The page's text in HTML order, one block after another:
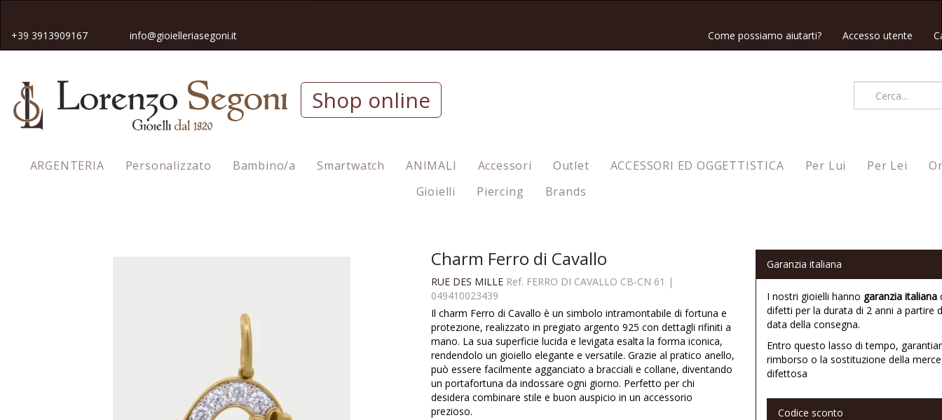
+39 3913909167 info@gioielleriasegoni.it Accesso utente
Come possiamo aiutarti?
Shop online
ARGENTERIA Personalizzato Bambino/a Smartwatch ANIMALI Accessori Outlet ACCESSORI ED OGGETTISTICA Per Lui Per Lei
Gioielli
Piercing Brands
Charm Ferro di Cavallo
RUE DES MILLE Ref. FERRO DI CAVALLO CB-CN 61 |
049410023439
Il charm Ferro di Cavallo è un simbolo intramontabile di fortuna e
protezione, realizzato in pregiato argento 925 con dettagli rifiniti a
mano. La sua superficie lucida e levigata esalta la forma iconica,
rendendolo un gioiello elegante e versatile. Grazie al pratico anello,
può essere facilmente agganciato a bracciali e collane, diventando
un portafortuna da indossare ogni giorno. Perfetto per chi
desidera combinare stile e buon auspicio in un accessorio
prezioso.
Garanzia italiana
I nostri gioielli hanno garanzia italiana
difetti per la durata di 2 anni a partire
data della consegna.
Entro questo lasso di tempo,
rimborso o la sostituzione della merce
difettosa
Codice sconto